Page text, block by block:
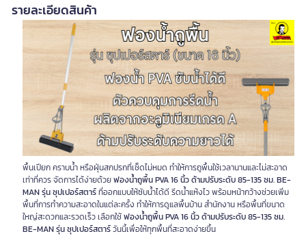
รายละเอียดสินค้า
พื้นเปียก คราบน้ำ หรือฝุ่นสกปรกที่เช็ดไม่หมด ทำให้การถูพื้นใช้เวลานานและไม่สะอาด
เท่าที่ควร จัดการได้ง่ายด้วยฟองน้ำถูพื้น PVA 16 นิ้ว ด้ามปรับระดับ 85-135 ซม. BE-
MAN รุ่น ซุปเปอร์สตาร์ที่ออกแบบให้ซับน้ำได้ดี รีดน้ำแห้งไว พร้อมหน้ากว้างช่วยเพิ่ม
พื้นที่การทำความสะอาดในแต่ละครั้ง ทำให้การดูแลพื้นบ้าน สำนักงาน หรือพื้นที่ขนาด
ใหญ่สะดวกและรวดเร็ว เลือกใช้ฟองน้ำถูพื้น PVA 16 นิ้ว ด้ามปรับระดับ 85-135 ซม.
BE-MAN รุ่น ซุปเปอร์สตาร์วันนี้เพื่อให้ทุกพื้นที่สะอาดง่ายขึ้น